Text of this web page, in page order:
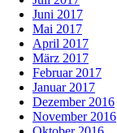
Juni 2017
Mai 2017
April 2017
März 2017
Februar 2017
Januar 2017
Dezember 2016
November 2016